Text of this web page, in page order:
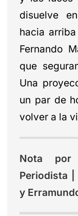
disuelve
hacia
Fernando
que
Una
un par de
volver a la
Nota por
Periodista |
y